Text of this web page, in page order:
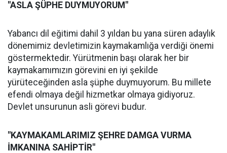
"ASLA ŞÜPHE DUYMUYORUM"
Yabancı dil eğitimi dahil 3 yıldan bu yana süren adaylık
dönemimiz devletimizin kaymakamlığa verdiği önemi
göstermektedir. Yürütmenin başı olarak her bir
kaymakamımızın görevini en iyi şekilde
yürüteceğinden asla şüphe duymuyorum. Bu millete
efendi olmaya değil hizmetkar olmaya gidiyoruz.
Devlet unsurunun asli görevi budur.
"KAYMAKAMLARIMIZ ŞEHRE DAMGA VURMA
İMKANINA SAHİPTİR"